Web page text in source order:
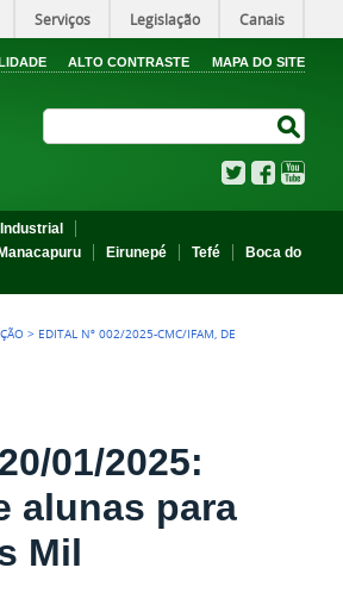
Serviços Legislação Canais
ALTO CONTRASTE MAPA DO SITE
TwitterFacebook
Eirunepé Tefé Boca do
> EDITAL Nº 002/2025-CMC/IFAM, DE
01/2025:
alunas para
Mil